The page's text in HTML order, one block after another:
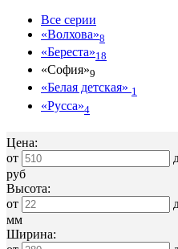
Все серии
«Волхова»8
«Береста»18
«София»9
«Белая детская» 1
«Русса»4
Цена:
от
руб
Высота:
от
мм
Ширина: